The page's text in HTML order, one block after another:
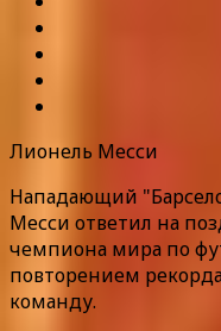
Лионель Месси
Нападающий
Месси ответил на
чемпиона мира по
повторением
команду.